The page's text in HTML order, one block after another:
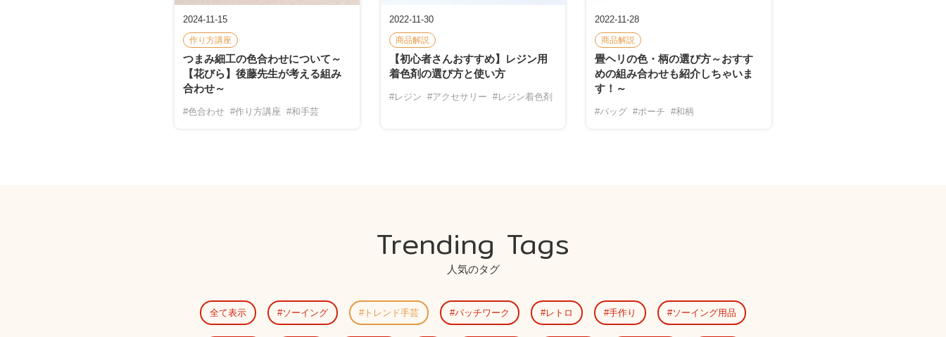
2024-11-15
作り方講座
つまみ細工の色合わせについて～
【花びら】後藤先生が考える組み
合わせ～
#色合わせ #作り方講座 #和手芸
2022-11-30
商品解説
【初心者さんおすすめ】レジン用
着色剤の選び方と使い方
#レジン #アクセサリー #レジン着色剤
2022-11-28
商品解説
畳ヘリの色・柄の選び方～おすす
めの組み合わせも紹介しちゃいま
す！～
#バッグ #ポーチ #和柄
Trending Tags
人気のタグ
全て表示 ソーイング トレンド手芸 パッチワーク レトロ 手作り ソーイング用品